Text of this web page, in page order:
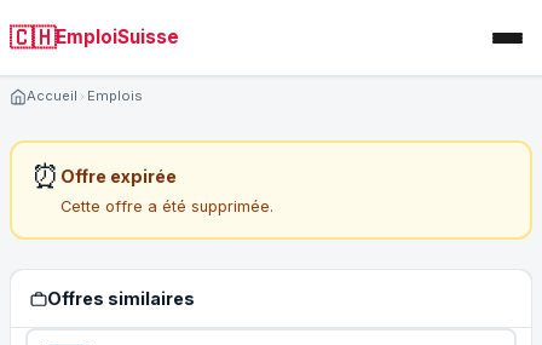
🇨🇭EmploiSuisse
Accueil Emplois
⏰ Offre expirée
Cette offre a été supprimée.
Offres similaires